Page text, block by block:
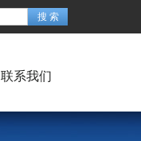
联系我们